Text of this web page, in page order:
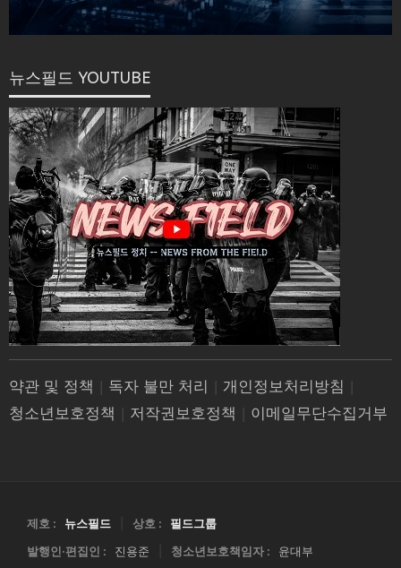
뉴스필드 YOUTUBE
약관 및 정책 | 독자 불만 처리 | 개인정보처리방침 |
청소년보호정책 | 저작권보호정책 | 이메일무단수집거부
제호 : 뉴스필드 상호 :
필드그룹
발행인·편집인 :
진용준 청소년보호책임자 : 윤대부